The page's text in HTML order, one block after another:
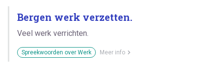
Bergen werk verzetten.
Veel werk verrichten.
Spreekwoorden over Werk Meer info